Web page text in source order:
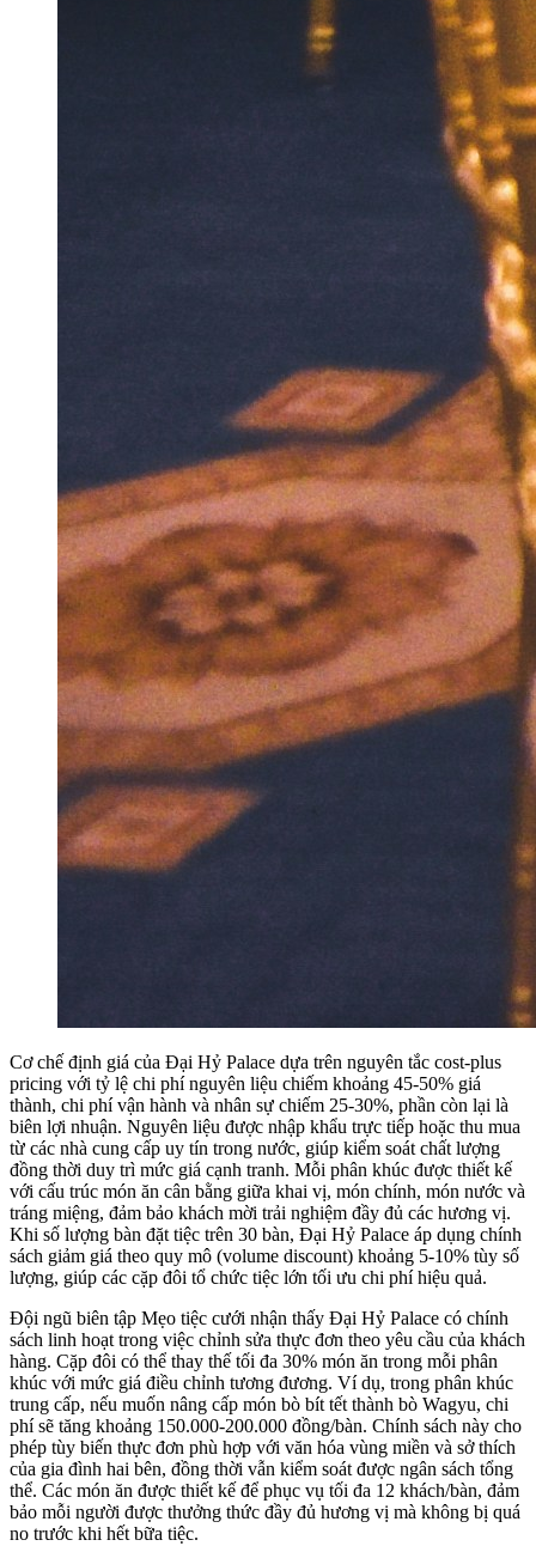
Cơ chế định giá của Đại Hỷ Palace dựa trên nguyên tắc cost-plus
pricing với tỷ lệ chi phí nguyên liệu chiếm khoảng 45-50% giá
thành, chi phí vận hành và nhân sự chiếm 25-30%, phần còn lại là
biên lợi nhuận. Nguyên liệu được nhập khẩu trực tiếp hoặc thu mua
từ các nhà cung cấp uy tín trong nước, giúp kiểm soát chất lượng
đồng thời duy trì mức giá cạnh tranh. Mỗi phân khúc được thiết kế
với cấu trúc món ăn cân bằng giữa khai vị, món chính, món nước và
tráng miệng, đảm bảo khách mời trải nghiệm đầy đủ các hương vị.
Khi số lượng bàn đặt tiệc trên 30 bàn, Đại Hỷ Palace áp dụng chính
sách giảm giá theo quy mô (volume discount) khoảng 5-10% tùy số
lượng, giúp các cặp đôi tổ chức tiệc lớn tối ưu chi phí hiệu quả.
Đội ngũ biên tập Mẹo tiệc cưới nhận thấy Đại Hỷ Palace có chính
sách linh hoạt trong việc chỉnh sửa thực đơn theo yêu cầu của khách
hàng. Cặp đôi có thể thay thế tối đa 30% món ăn trong mỗi phân
khúc với mức giá điều chỉnh tương đương. Ví dụ, trong phân khúc
trung cấp, nếu muốn nâng cấp món bò bít tết thành bò Wagyu, chi
phí sẽ tăng khoảng 150.000-200.000 đồng/bàn. Chính sách này cho
phép tùy biến thực đơn phù hợp với văn hóa vùng miền và sở thích
của gia đình hai bên, đồng thời vẫn kiểm soát được ngân sách tổng
thể. Các món ăn được thiết kế để phục vụ tối đa 12 khách/bàn, đảm
bảo mỗi người được thưởng thức đầy đủ hương vị mà không bị quá
no trước khi hết bữa tiệc.